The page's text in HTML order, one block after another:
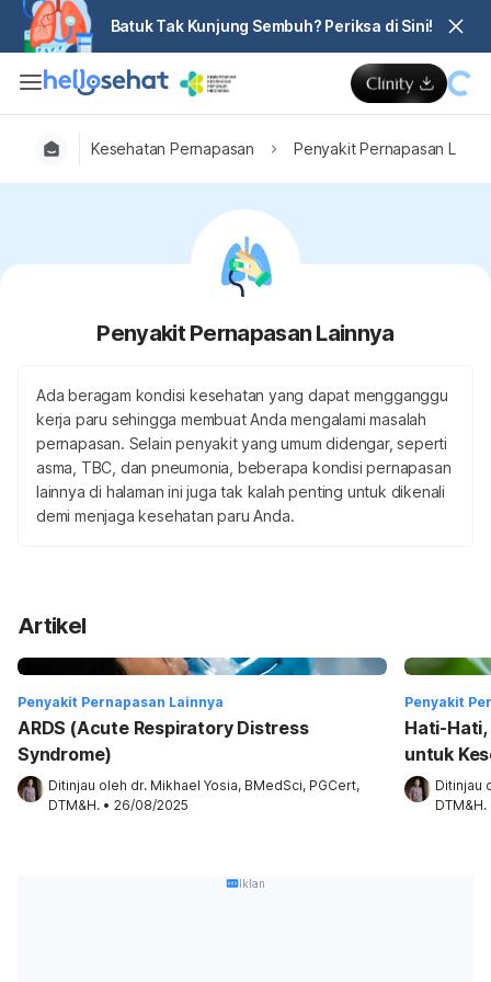
Batuk Tak Kunjung Sembuh? Periksa di Sini!
Kesehatan Pernapasan Penyakit Pernapasan
Penyakit Pernapasan Lainnya
Ada beragam kondisi kesehatan yang dapat mengganggu
kerja paru sehingga membuat Anda mengalami masalah
pernapasan. Selain penyakit yang umum didengar, seperti
asma, TBC, dan pneumonia, beberapa kondisi pernapasan
lainnya di halaman ini juga tak kalah penting untuk dikenali
demi menjaga kesehatan paru Anda.
Artikel
Penyakit Pernapasan Lainnya
ARDS (Acute Respiratory Distress
Syndrome)
Ditinjau oleh dr. Mikhael Yosia, BMedSci, PGCert,
DTM&H. • 26/08/2025
Penyakit
Hati-Hati,
untuk
Ditinjau
DTM&H.
Iklan